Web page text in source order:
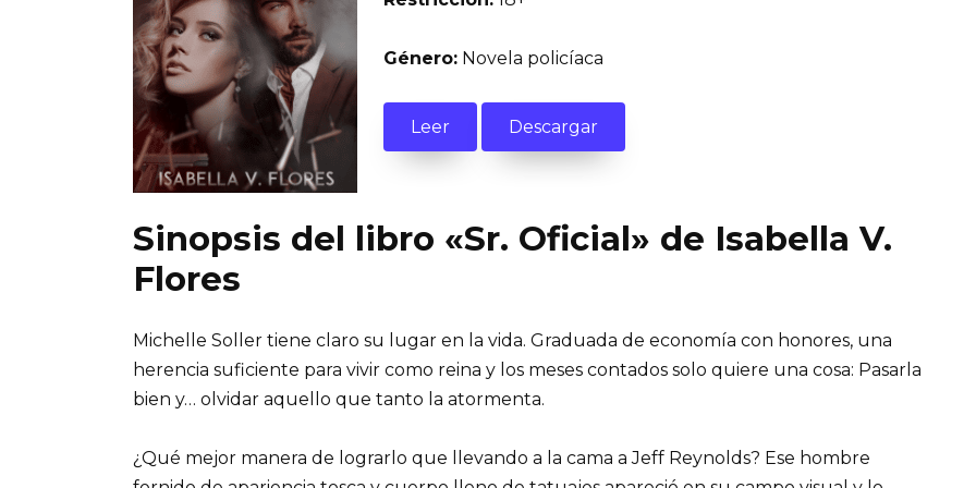
Género: Novela policíaca
Leer Descargar
Sinopsis del libro «Sr. Oficial» de Isabella V.
Flores
Michelle Soller tiene claro su lugar en la vida. Graduada de economía con honores, una
herencia suficiente para vivir como reina y los meses contados solo quiere una cosa: Pasarla
bien y… olvidar aquello que tanto la atormenta.
¿Qué mejor manera de lograrlo que llevando a la cama a Jeff Reynolds? Ese hombre